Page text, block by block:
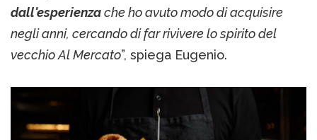
dall'esperienzache ho avuto modo di acquisire
negli anni, cercando di far rivivere lo spirito del
vecchio Al Mercato”, spiega Eugenio.